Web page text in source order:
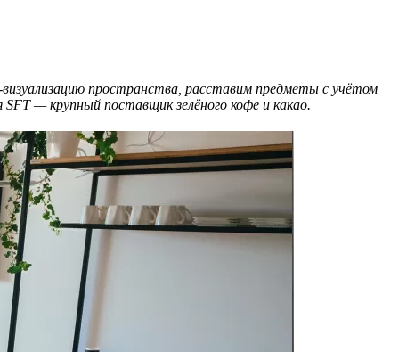
визуализацию пространства, расставим предметы с учётом
— крупный поставщик зелёного кофе и какао.